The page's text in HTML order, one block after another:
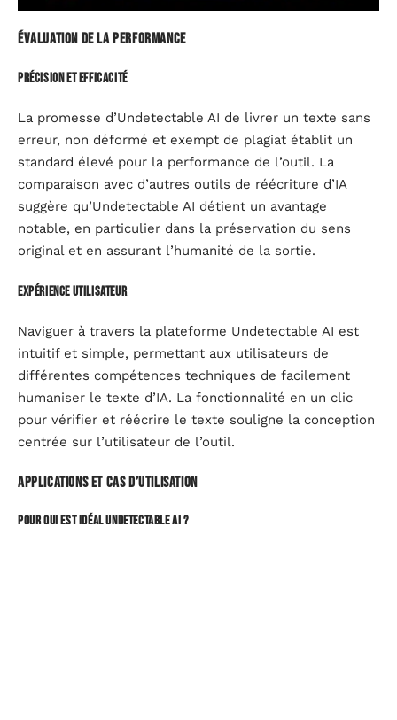
Évaluation de la performance
Précision et efficacité
La promesse d’Undetectable AI de livrer un texte sans
erreur, non déformé et exempt de plagiat établit un
standard élevé pour la performance de l’outil. La
comparaison avec d’autres outils de réécriture d’IA
suggère qu’Undetectable AI détient un avantage
notable, en particulier dans la préservation du sens
original et en assurant l’humanité de la sortie.
Expérience utilisateur
Naviguer à travers la plateforme Undetectable AI est
intuitif et simple, permettant aux utilisateurs de
différentes compétences techniques de facilement
humaniser le texte d’IA. La fonctionnalité en un clic
pour vérifier et réécrire le texte souligne la conception
centrée sur l’utilisateur de l’outil.
Applications et cas d’utilisation
Pour qui est idéal Undetectable AI ?